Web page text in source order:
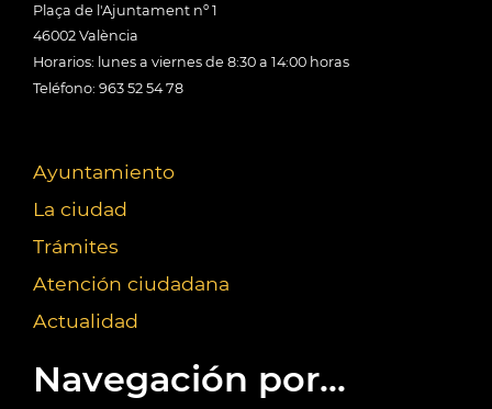
Plaça de l'Ajuntament nº 1
46002 València
Horarios: lunes a viernes de 8:30 a 14:00 horas
Teléfono: 963 52 54 78
Ayuntamiento
La ciudad
Trámites
Atención ciudadana
Actualidad
Navegación por...